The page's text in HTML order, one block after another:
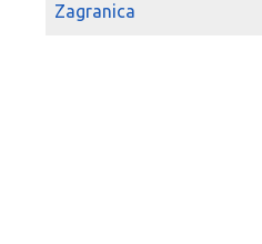
Zagranica